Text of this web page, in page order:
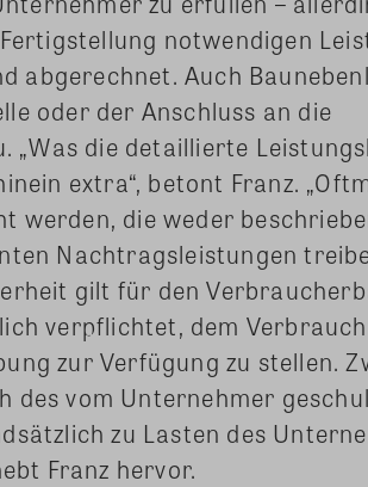
notwendigen
abgerechnet. Auch
oder der Anschluss an die
„Was die detaillierte
extra“, betont Franz.
werden, die weder
Nachtragsleistungen
gilt für den
verpflichtet, dem
zur Verfügung zu stellen.
des vom Unternehmer
zu Lasten des
Franz hervor.